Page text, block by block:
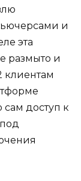
и
эта
размыто и
клиентам
сам доступ к